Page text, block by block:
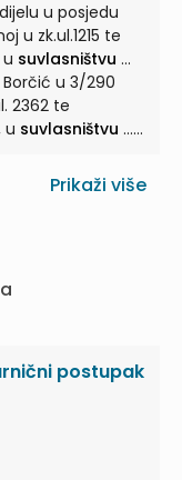
u posjedu
u zk.ul.1215 te
suvlasništvu ...
u 3/290
2362 te
u suvlasništvu ...
1443, površine
u
Prikaži više
postupak